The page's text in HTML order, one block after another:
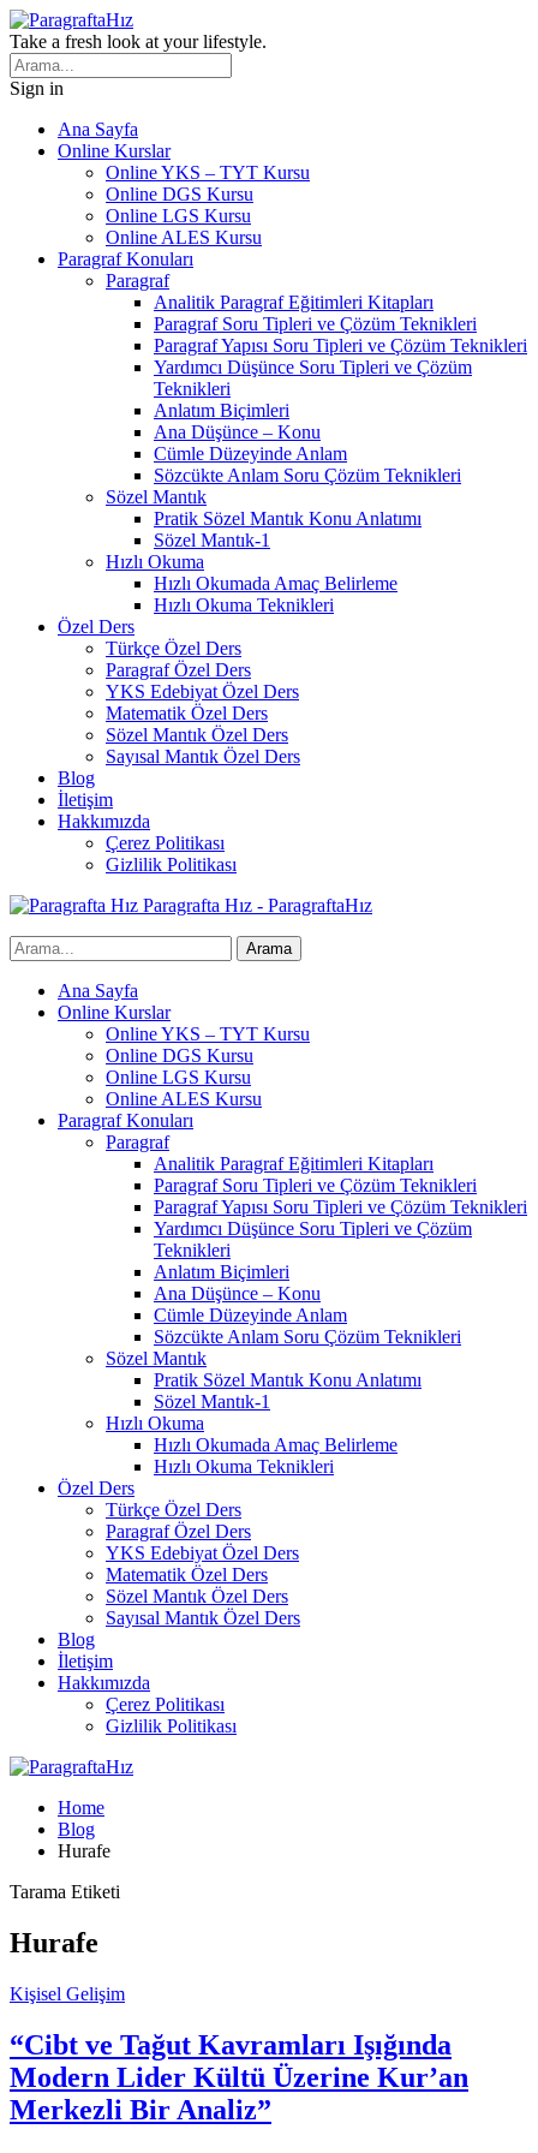
Take a fresh look at your lifestyle.
Sign in
Ana Sayfa
Online Kurslar
Online YKS – TYT Kursu
Online DGS Kursu
Online LGS Kursu
Online ALES Kursu
Paragraf Konuları
Paragraf
Analitik Paragraf Eğitimleri Kitapları
Paragraf Soru Tipleri ve Çözüm Teknikleri
Paragraf Yapısı Soru Tipleri ve Çözüm Teknikleri
Yardımcı Düşünce Soru Tipleri ve Çözüm
Teknikleri
Anlatım Biçimleri
Ana Düşünce – Konu
Cümle Düzeyinde Anlam
Sözcükte Anlam Soru Çözüm Teknikleri
Sözel Mantık
Pratik Sözel Mantık Konu Anlatımı
Sözel Mantık-1
Hızlı Okuma
Hızlı Okumada Amaç Belirleme
Hızlı Okuma Teknikleri
Özel Ders
Türkçe Özel Ders
Paragraf Özel Ders
YKS Edebiyat Özel Ders
Matematik Özel Ders
Sözel Mantık Özel Ders
Sayısal Mantık Özel Ders
Blog
İletişim
Hakkımızda
Çerez Politikası
Gizlilik Politikası
Paragrafta Hız - ParagraftaHız
Ana Sayfa
Online Kurslar
Online YKS – TYT Kursu
Online DGS Kursu
Online LGS Kursu
Online ALES Kursu
Paragraf Konuları
Paragraf
Analitik Paragraf Eğitimleri Kitapları
Paragraf Soru Tipleri ve Çözüm Teknikleri
Paragraf Yapısı Soru Tipleri ve Çözüm Teknikleri
Yardımcı Düşünce Soru Tipleri ve Çözüm
Teknikleri
Anlatım Biçimleri
Ana Düşünce – Konu
Cümle Düzeyinde Anlam
Sözcükte Anlam Soru Çözüm Teknikleri
Sözel Mantık
Pratik Sözel Mantık Konu Anlatımı
Sözel Mantık-1
Hızlı Okuma
Hızlı Okumada Amaç Belirleme
Hızlı Okuma Teknikleri
Özel Ders
Türkçe Özel Ders
Paragraf Özel Ders
YKS Edebiyat Özel Ders
Matematik Özel Ders
Sözel Mantık Özel Ders
Sayısal Mantık Özel Ders
Blog
İletişim
Hakkımızda
Çerez Politikası
Gizlilik Politikası
Home
Blog
Hurafe
Tarama Etiketi
Hurafe
Kişisel Gelişim
“Cibt ve Tağut Kavramları Işığında
Modern Lider Kültü Üzerine Kur’an
Merkezli Bir Analiz”